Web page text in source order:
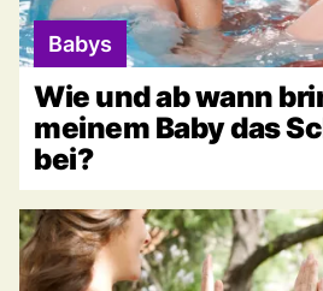
Babys
Wie und ab wann
meinem Baby das
bei?